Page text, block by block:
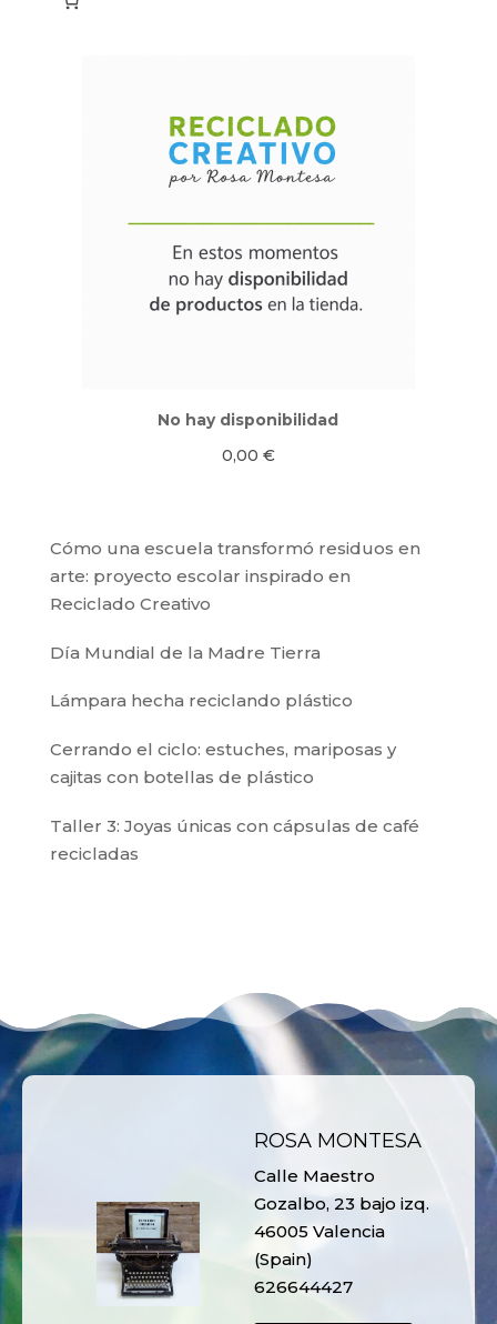
No hay disponibilidad
0,00 €
Cómo una escuela transformó residuos en
arte: proyecto escolar inspirado en
Reciclado Creativo
Día Mundial de la Madre Tierra
Lámpara hecha reciclando plástico
Cerrando el ciclo: estuches, mariposas y
cajitas con botellas de plástico
Taller 3: Joyas únicas con cápsulas de café
recicladas
ROSA MONTESA
Calle Maestro
Gozalbo, 23 bajo izq.
46005 Valencia
(Spain)
626644427